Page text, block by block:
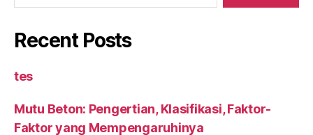
Recent Posts
tes
Mutu Beton: Pengertian, Klasifikasi, Faktor-
Faktor yang Mempengaruhinya